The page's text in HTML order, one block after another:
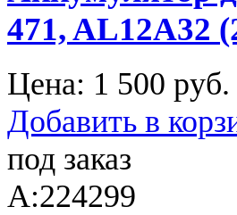
471, AL12A32
Цена: 1 500 руб.
Добавить в
под заказ
A:224299